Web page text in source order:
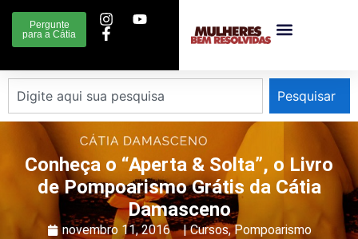
Pergunte
para a Cátia
Pesquisar
Conheça o “Aperta & Solta”, o Livro
de Pompoarismo Grátis da Cátia
Damasceno
novembro 11, 2016 |Cursos,Pompoarismo